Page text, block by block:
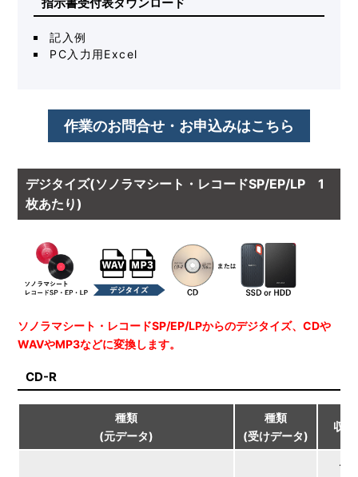
記入例
PC入力用Excel
作業のお問合せ・お申込みはこちら
デジタイズ(ソノラマシート・レコードSP/EP/LP 1
枚あたり)
ソノラマシート・レコードSP/EP/LPからのデジタイズ、CDや
WAVやMP3などに変換します。
CD-R
種類
(元データ)
種類
(受けデータ)
収
～